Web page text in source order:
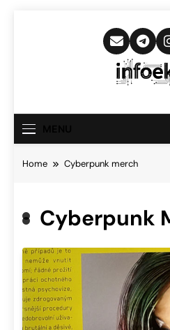
Home Cyberpunk merch
Cyberpunk